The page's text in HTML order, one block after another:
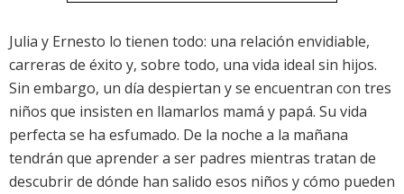
Julia y Ernesto lo tienen todo: una relación envidiable,
carreras de éxito y, sobre todo, una vida ideal sin hijos.
Sin embargo, un día despiertan y se encuentran con tres
niños que insisten en llamarlos mamá y papá. Su vida
perfecta se ha esfumado. De la noche a la mañana
tendrán que aprender a ser padres mientras tratan de
descubrir de dónde han salido esos niños y cómo pueden